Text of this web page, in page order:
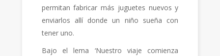
permitan fabricar más juguetes nuevos y
enviarlos allí donde un niño sueña con
tener uno.
Bajo el lema ‘Nuestro viaje comienza